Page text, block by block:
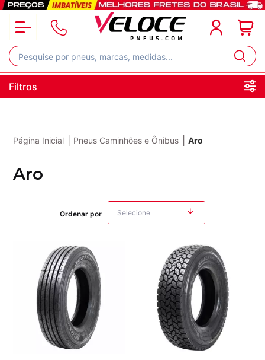
Página Inicial Pneus Caminhões e Ônibus Aro
Filtros
Aro
Ordenar por